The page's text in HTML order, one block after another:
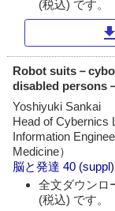
(税込) です。
download
Robot suits－
disabled persons
Yoshiyuki Sankai
Head of Cybernics
Information
Medicine）
脳と発達 40
全文ダウンロ
(税込) です。